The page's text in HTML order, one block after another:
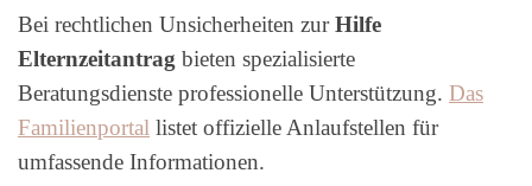
Bei rechtlichen Unsicherheiten zurHilfe
Elternzeitantrag bieten spezialisierte
Beratungsdienste professionelle Unterstützung. Das
Familienportal listet offizielle Anlaufstellen für
umfassende Informationen.